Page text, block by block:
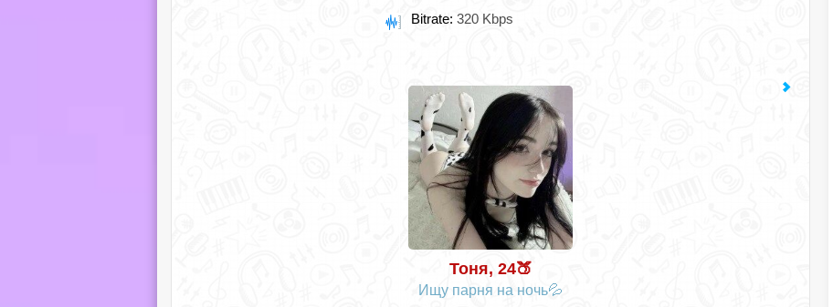
Bitrate: 320 Kbps
Тоня, 24🍑
Ищу парня на ночь💦